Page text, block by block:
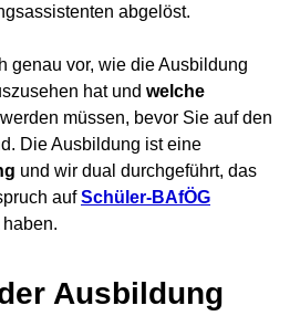
abgelöst.
genau vor, wie die Ausbildung
hat und welche
müssen, bevor Sie auf den
Die Ausbildung ist eine
und wir dual durchgeführt, das
aufSchüler-BAfÖG
Ausbildung